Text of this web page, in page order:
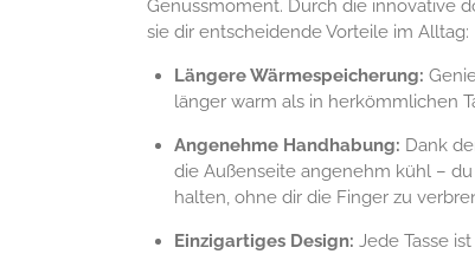
Genussmoment. Durch die innovative
sie dir entscheidende Vorteile im Alltag:
Längere Wärmespeicherung:
länger warm als in herkömmlichen
Angenehme Handhabung: Dank
die Außenseite angenehm kühl –
halten, ohne dir die Finger zu
Einzigartiges Design: Jede Tasse